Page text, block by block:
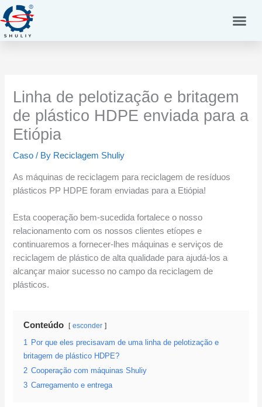
Skip
to
content
Linha de pelotização e britagem
de plástico HDPE enviada para a
Etiópia
Caso / By Reciclagem Shuliy
As máquinas de reciclagem para reciclagem de resíduos
plásticos PP HDPE foram enviadas para a Etiópia!
Esta cooperação bem-sucedida fortalece o nosso
relacionamento com os nossos clientes etíopes e
continuaremos a fornecer-lhes máquinas e serviços de
reciclagem de plástico de alta qualidade para ajudá-los a
alcançar maior sucesso no campo da reciclagem de
plásticos.
Conteúdo esconder
1 Por que eles precisavam de uma linha de pelotização e
britagem de plástico HDPE?
2 Cooperação com máquinas Shuliy
3 Carregamento e entrega